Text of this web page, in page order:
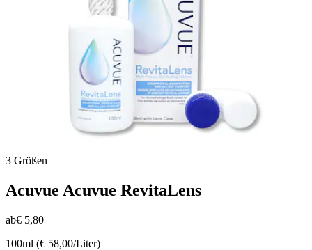
3 Größen
Acuvue Acuvue RevitaLens
ab€ 5,80
100ml (€ 58,00/Liter)